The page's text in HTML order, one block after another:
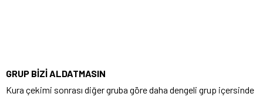
GRUP BİZİ ALDATMASIN
Kura çekimi sonrası diğer gruba göre daha dengeli grup içersinde